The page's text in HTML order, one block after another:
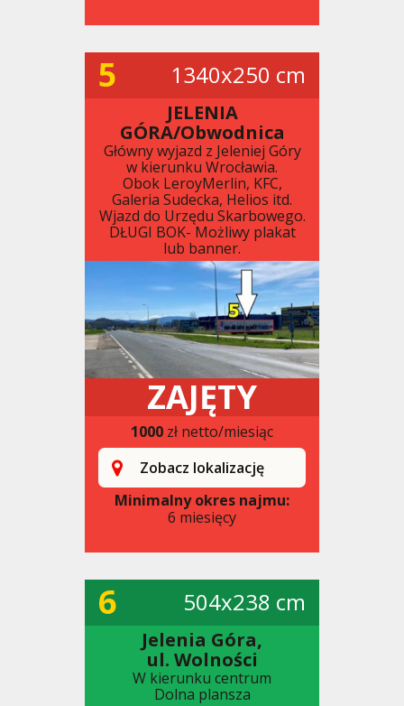
5 1340x250 cm
JELENIA
GÓRA/Obwodnica
Główny wyjazd z Jeleniej Góry
w kierunku Wrocławia.
Obok LeroyMerlin, KFC,
Galeria Sudecka, Helios itd.
Wjazd do Urzędu Skarbowego.
DŁUGI BOK- Możliwy plakat
lub banner.
ZAJĘTY
1000 zł netto/miesiąc
Zobacz lokalizację
Minimalny okres najmu:
6 miesięcy
6 504x238 cm
Jelenia Góra,
ul. Wolności
W kierunku centrum
Dolna plansza